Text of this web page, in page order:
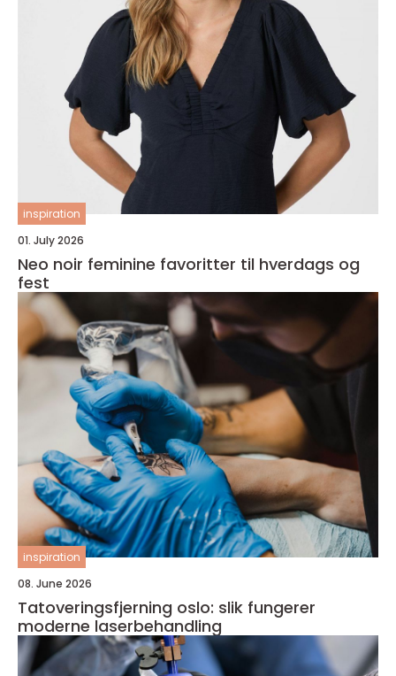
inspiration
01. July 2026
Neo noir feminine favoritter til hverdags og
fest
inspiration
08. June 2026
Tatoveringsfjerning oslo: slik fungerer
moderne laserbehandling